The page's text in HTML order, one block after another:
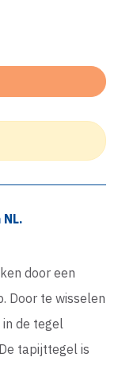
door een
Door te wisselen
de tegel
tapijttegel is